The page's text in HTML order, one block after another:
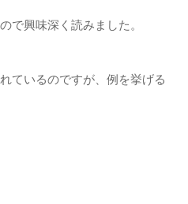
で興味深く読みました。
ているのですが、例を挙げる